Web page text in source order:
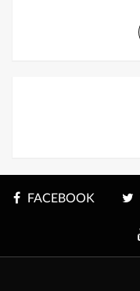
FACEBOOK